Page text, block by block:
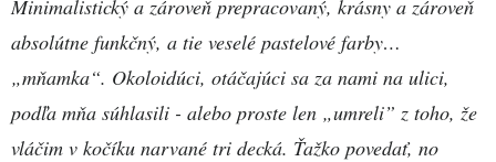
Minimalistický a zároveň prepracovaný, krásny a zároveň
absolútne funkčný, a tie veselé pastelové farby…
„mňamka“. Okoloidúci, otáčajúci sa za nami na ulici,
podľa mňa súhlasili - alebo proste len „umreli” z toho, že
vláčim v kočíku narvané tri decká. Ťažko povedať, no